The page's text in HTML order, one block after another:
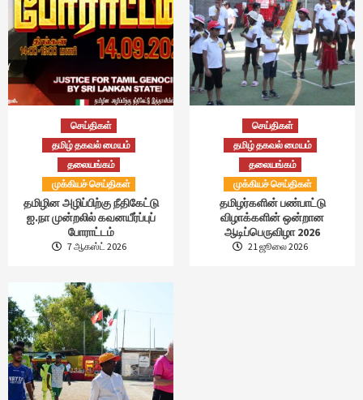
செய்திகள்
தமிழ் தகவல் மையம்
தலையங்கம்
முக்கியச் செய்திகள்
தமிழின அழிப்பிற்கு நீதிகேட்டு
ஐ.நா முன்றலில் கவனயீர்ப்புப்
போராட்டம்
7 ஆகஸ்ட் 2026
செய்திகள்
தமிழ் தகவல் மையம்
தலையங்கம்
முக்கியச் செய்திகள்
தமிழர்களின் பண்பாட்டு
விழாக்களின் ஒன்றான
ஆடிப்பெருவிழா 2026
21 ஜூலை 2026